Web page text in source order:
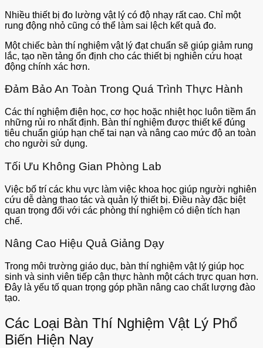
Nhiều thiết bị đo lường vật lý có độ nhạy rất cao. Chỉ một
rung động nhỏ cũng có thể làm sai lệch kết quả đo.
Một chiếc bàn thí nghiệm vật lý đạt chuẩn sẽ giúp giảm rung
lắc, tạo nền tảng ổn định cho các thiết bị nghiên cứu hoạt
động chính xác hơn.
Đảm Bảo An Toàn Trong Quá Trình Thực Hành
Các thí nghiệm điện học, cơ học hoặc nhiệt học luôn tiềm ẩn
những rủi ro nhất định. Bàn thí nghiệm được thiết kế đúng
tiêu chuẩn giúp hạn chế tai nạn và nâng cao mức độ an toàn
cho người sử dụng.
Tối Ưu Không Gian Phòng Lab
Việc bố trí các khu vực làm việc khoa học giúp người nghiên
cứu dễ dàng thao tác và quản lý thiết bị. Điều này đặc biệt
quan trọng đối với các phòng thí nghiệm có diện tích hạn
chế.
Nâng Cao Hiệu Quả Giảng Dạy
Trong môi trường giáo dục, bàn thí nghiệm vật lý giúp học
sinh và sinh viên tiếp cận thực hành một cách trực quan hơn.
Đây là yếu tố quan trọng góp phần nâng cao chất lượng đào
tạo.
Các Loại Bàn Thí Nghiệm Vật Lý Phổ
Biến Hiện Nay